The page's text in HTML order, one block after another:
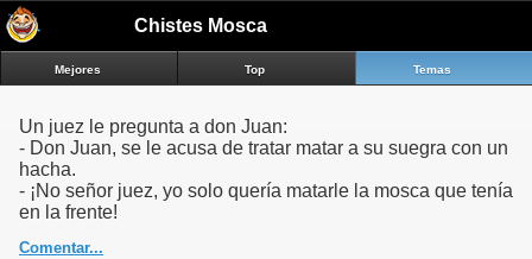
a.m:link{color:#E3E3E3;text-
decoration:underline;}a.m:visited{color:#E3E3E3;text-
decoration:underline;}a.m:hover{color:#E3E3E3;text-
decoration:underline;}a.m2:link{color:#000;text-
decoration:underline;}a.m2:hover{color:#000;text-
decoration:underline;}a.m3:link{color:#A0A0A0;text-
decoration:underline;}a.m3:visited{color:#A0A0A0;text-
decoration:underline;}a.m3:hover{color:#A0A0A0;text-
decoration:underline;}.dem1{position:relative;text-
align:center;padding-bottom:14px;}.dem2{text-
align:right;width:100%;padding-bottom:5px;padding-
Chistes Mosca
Mejores Top Temas
Un juez le pregunta a don Juan:
- Don Juan, se le acusa de tratar matar a su suegra con un
hacha.
- ¡No señor juez, yo solo quería matarle la mosca que tenía
en la frente!
Comentar...